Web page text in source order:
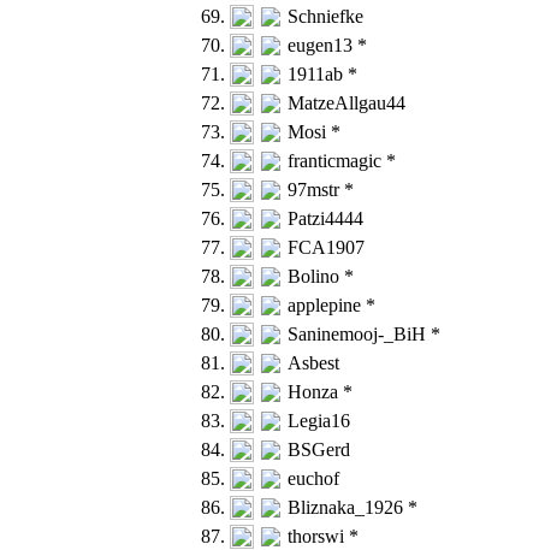
69.
Schniefke
70.
eugen13 *
71.
1911ab *
72.
MatzeAllgau44
73.
Mosi *
74.
franticmagic *
75.
97mstr *
76.
Patzi4444
77.
FCA1907
78.
Bolino *
79.
applepine *
80.
Saninemooj-_BiH *
81.
Asbest
82.
Honza *
83.
Legia16
84.
BSGerd
85.
euchof
86.
Bliznaka_1926 *
87.
thorswi *